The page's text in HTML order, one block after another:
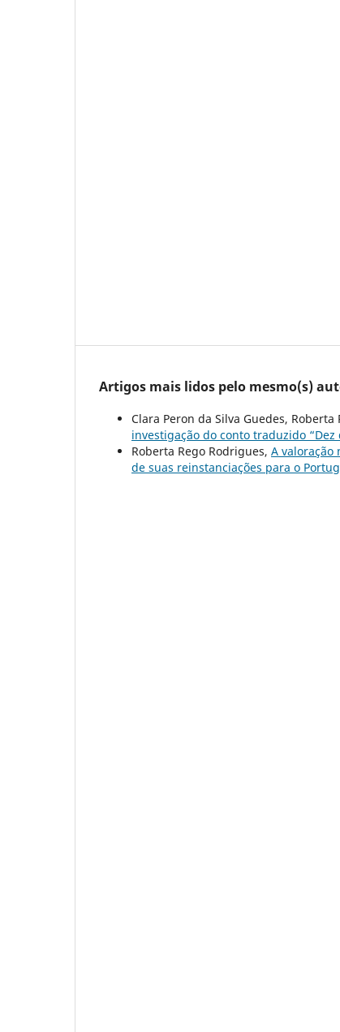
Artigos mais lidos pelo mesmo(s)
Clara Peron da Silva Guedes,
investigação do conto traduzido “Dez
Roberta Rego Rodrigues, A valoração
de suas reinstanciações para o